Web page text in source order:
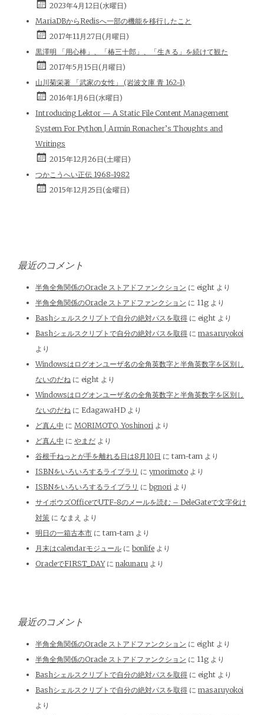
2023年4月12日(水曜日)
MariaDBからRedisへ一部の機能を移行したこと
2017年11月27日(月曜日)
黒澤明 「用心棒」、「椿三十郎」、「生きる」を続けて観た
2017年5月15日(月曜日)
山川菊栄著 「武家の女性」 (岩波文庫 青 162-1)
2016年1月6日(水曜日)
Introducing Lektor — A Static File Content Management
System For Python | Armin Ronacher’s Thoughts and
Writings
2015年12月26日(土曜日)
つかこうへい正伝 1968-1982
2015年12月25日(金曜日)
最近のコメント
半角全角関係のOracle ストアドファンクション に eight より
半角全角関係のOracle ストアドファンクション に 11g より
Bashシェルスクリプトで自分の絶対パスを取得 に eight より
Bashシェルスクリプトで自分の絶対パスを取得 に masaruyokoi
より
Windowsはログオンユーザ名の全角英数字と半角英数字を区別し
ないのだね に eight より
Windowsはログオンユーザ名の全角英数字と半角英数字を区別し
ないのだね に EdagawaHD より
ど真ん中 に MORIMOTO, Yoshinori より
ど真ん中 に やまだ より
谷根千ねっとが手を離れる日は8月10日 に tam-tam より
ISBNをいろいろするライブラリ に ymorimoto より
ISBNをいろいろするライブラリ に bgnori より
サイボウズOfficeでUTF-8のメールを読む – DeleGateで文字化け
対策 に なまえ より
明日の一箱古本市 に tam-tam より
月末はcalendarモジュール に bonlife より
OracleでFIRST_DAYに nakunaru より
最近のコメント
半角全角関係のOracle ストアドファンクション に eight より
半角全角関係のOracle ストアドファンクション に 11g より
Bashシェルスクリプトで自分の絶対パスを取得 に eight より
Bashシェルスクリプトで自分の絶対パスを取得 に masaruyokoi
より